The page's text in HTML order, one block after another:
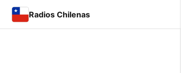
Radios Chilenas